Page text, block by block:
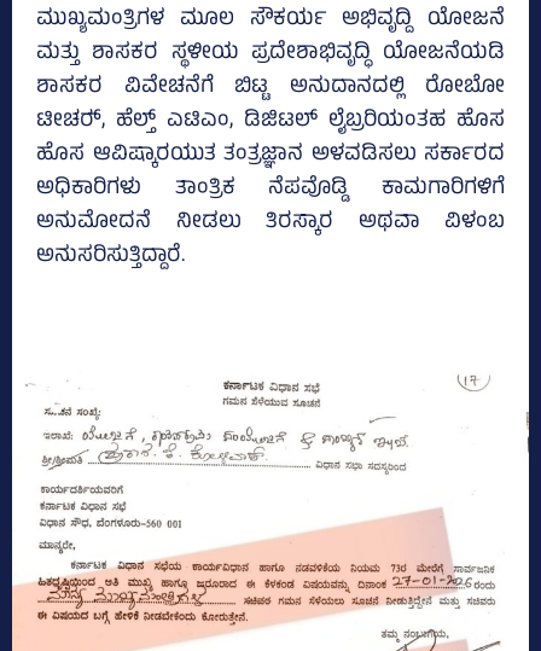
ಮುಖ್ಯಮಂತ್ರಿಗಳ ಮೂಲ ಸೌಕರ್ಯ ಅಭಿವೃದ್ದಿ ಯೋಜನೆ
ಮತ್ತು ಶಾಸಕರ ಸ್ಥಳೀಯ ಪ್ರದೇಶಾಭಿವೃದ್ಧಿ ಯೋಜನೆಯಡಿ
ಶಾಸಕರ ವಿವೇಚನೆಗೆ ಬಿಟ್ಟ ಅನುದಾನದಲ್ಲಿ ರೋಬೋ
ಟೀಚರ್‍‌, ಹೆಲ್ತ್‌ ಎಟಿಎಂ, ಡಿಜಿಟಲ್ ಲೈಬ್ರರಿಯಂತಹ ಹೊಸ
ಹೊಸ ಆವಿಷ್ಕಾರಯುತ ತಂತ್ರಜ್ಞಾನ ಅಳವಡಿಸಲು ಸರ್ಕಾರದ
ಅಧಿಕಾರಿಗಳು ತಾಂತ್ರಿಕ ನೆಪವೊಡ್ಡಿ ಕಾಮಗಾರಿಗಳಿಗೆ
ಅನುಮೋದನೆ ನೀಡಲು ತಿರಸ್ಕಾರ ಅಥವಾ ವಿಳಂಬ
ಅನುಸರಿಸುತ್ತಿದ್ದಾರೆ.